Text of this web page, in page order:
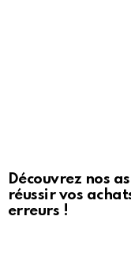
Découvrez nos
réussir vos
erreurs !